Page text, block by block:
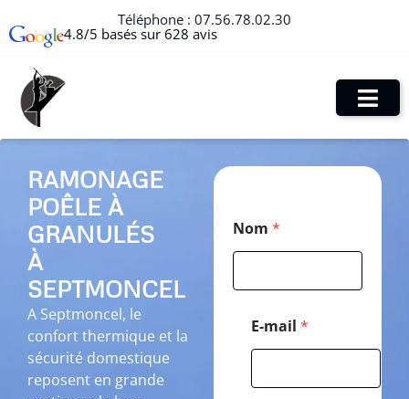
Téléphone : 07.56.78.02.30
4.8/5 basés sur 628 avis
RAMONAGE
POÊLE À
GRANULÉS
À
SEPTMONCEL
A Septmoncel, le
confort thermique et la
sécurité domestique
reposent en grande
Nom *
E-mail *